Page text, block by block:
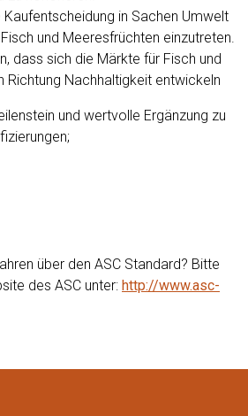
in Sachen Umwelt
und Meeresfrüchten einzutreten.
dass sich die Märkte für Fisch und
Richtung Nachhaltigkeit entwickeln
und wertvolle Ergänzung zu
über den ASC Standard? Bitte
des ASC unter: http://www.asc-